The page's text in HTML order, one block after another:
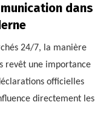
dans
24/7, la manière
revêt une importance
officielles
directement les